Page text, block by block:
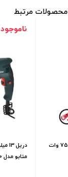
محصولات مرتبط
دریل 13 میلیمتر چکشی دیمردار 750 وات
ناموجود
متابو مدل Metabo SBE 760